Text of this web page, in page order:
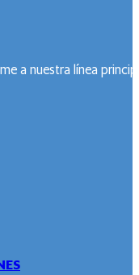
a nuestra línea